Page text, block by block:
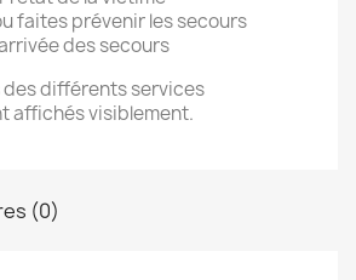
faites prévenir les secours
des secours
des différents services
affichés visiblement.
(0)